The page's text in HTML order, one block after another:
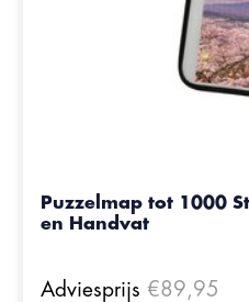
Puzzelmap tot 1000
en Handvat
Adviesprijs €89,95